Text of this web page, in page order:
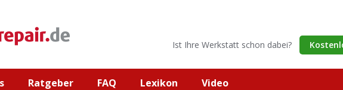
Ist Ihre Werkstatt schon dabei?
Ratgeber FAQ Lexikon Video